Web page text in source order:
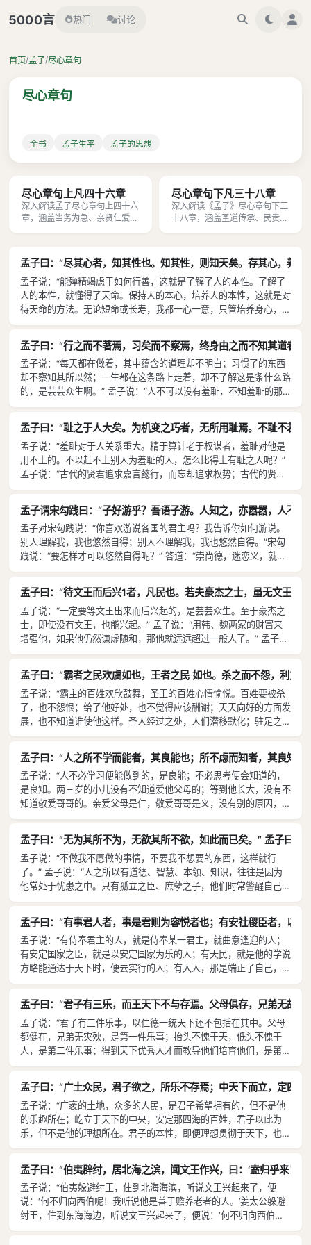
5000言 热门 讨论
首页/孟子/尽心章句
尽心章句
全书 孟子生平 孟子的思想
尽心章句上凡四十六章
深入解读孟子尽心章句上四十六
章，涵盖当务为急、亲贤仁爱、
尽心章句下凡三十八章
深入解读《孟子》尽心章句下三
十八章，涵盖圣道传承、民贵君
孟子曰：“尽其心者，知其性也。知其性，则知天矣。存其心，养
孟子说：“能殚精竭虑于如何行善，这就是了解了人的本性。了解了
人的本性，就懂得了天命。保持人的本心，培养人的本性，这就是对
待天命的方法。无论短命或长寿，我都一心一意，只管培养身心，等
待天命，就这样来立命安身。” 孟子说：“没有什么不取决于命运，
的高墙下面。致力于行其正道而死的人，所受的是正命；作奸犯科而
死的人，所受的不是正命。” 孟子说：“〔有些东西〕追求就会得
到，放弃就会失掉，这样的追求有益于获得，因为追求与否取决于我
自己。追求有一定的方式，是否得到却听从命运，这种追求无益于获
得，因为追求与否取决于外在的因素。” 孟子说：“一切我都具备
了。反躬自问，自己是真心诚意的，便没有比这更大的快乐了。不懈
地按照恕道去做，达到仁德的道路没有比这更直截的了。”
孟子曰：“行之而不著焉，习矣而不察焉，终身由之而不知其道者
孟子说：“每天都在做着，其中蕴含的道理却不明白；习惯了的东西
却不察知其所以然；一生都在这条路上走着，却不了解这是条什么路
的，是芸芸众生啊。” 孟子说：“人不可以没有羞耻，不知羞耻的那
种羞耻，又是个不知羞耻！”
孟子曰：“耻之于人大矣。为机变之巧者，无所用耻焉。不耻不若
孟子说：“羞耻对于人关系重大。精于算计老于权谋者，羞耻对他是
用不上的。不以赶不上别人为羞耻的人，怎么比得上有耻之人呢？”
孟子说：“古代的贤君追求嘉言懿行，而忘却追求权势；古代的贤士
何尝不是这样呢？乐于走自己的正道，而忘却了他人的权势；所以王
且不能太多，何况要他作为臣下呢？”
孟子谓宋勾践曰：“子好游乎？吾语子游。人知之，亦嚣嚣，人不
孟子对宋勾践说：“你喜欢游说各国的君主吗？我告诉你如何游说。
别人理解我，我也悠然自得；别人不理解我，我也悠然自得。”宋勾
践说：“要怎样才可以悠然自得呢？” 答道：“崇尚德，迷恋义，就可
以悠然自得了。所以，士人不得志时不失掉义，得志之时不离开道。
不得志时不失掉义，所以能够葆有本性；得志之时不离开道，所以百
姓不致失望。古代的人，得志，恩泽普施于百姓；不得志，修养个人
品德而表现于世间。不得志时，便独善其身；得志之时，便兼善天
下。”
孟子曰：“待文王而后兴1者，凡民也。若夫豪杰之士，虽无文王犹
孟子说：“一定要等文王出来而后兴起的，是芸芸众生。至于豪杰之
士，即使没有文王，也能兴起。” 孟子说：“用韩、魏两家的财富来
增强他，如果他仍然谦虚随和，那他就远远超过一般人了。” 孟子
说：“役使百姓注意劳逸结合，百姓虽然疲劳，也不怨恨。为百姓求
孟子曰：“霸者之民欢虞如也，王者之民 如也。杀之而不怨，利之
孟子说：“霸主的百姓欢欣鼓舞，圣王的百姓心情愉悦。百姓要被杀
了，也不怨恨；给了他好处，也不觉得应该酬谢；天天向好的方面发
展，也不知道谁使他这样。圣人经过之处，人们潜移默化；驻足之
处，春风化雨，有如神助；上与天、下与地同时运转，难道说只是小
良好的政治赶不上良好的教育深得民心。良好的政治，百姓敬畏它；
良好的教育，百姓热爱它。良好的政治得到百姓的财富，良好的教育
赢得百姓的内心。”
孟子曰：“人之所不学而能者，其良能也；所不虑而知者，其良知
孟子说：“人不必学习便能做到的，是良能；不必思考便会知道的，
是良知。两三岁的小儿没有不知道爱他父母的；等到他长大，没有不
知道敬爱哥哥的。亲爱父母是仁，敬爱哥哥是义，没有别的原因，只
因这两种品德可以通达于天下。” 孟子说：“舜住在深山的时候，和
木、石为伴，与鹿、猪同游，跟深山中野老村夫不同的地方极少；等
到他听到一句好的言语，看到一桩好的行为，〔便采用推行，〕这种
力量，好像江河决了口，汹涌澎湃，谁也阻挡不了。”
孟子曰：“无为其所不为，无欲其所不欲，如此而已矣。” 孟子曰
孟子说：“不做我不愿做的事情，不要我不想要的东西，这样就行
了。” 孟子说：“人之所以有道德、智慧、本领、知识，往往是因为
他常处于忧患之中。只有孤立之臣、庶孽之子，他们时常警醒自己，
深深地担忧祸患，所以才能通达事理。”
孟子曰：“有事君人者，事是君则为容悦者也；有安社稷臣者，以
孟子说：“有侍奉君主的人，就是侍奉某一君主，就曲意逢迎的人；
有安定国家之臣，就是以安定国家为乐的人；有天民，就是他的学说
方略能通达于天下时，便去实行的人；有大人，那是端正了自己，万
事万物也随之端正了的人。”
孟子曰：“君子有三乐，而王天下不与存焉。父母俱存，兄弟无故
孟子说：“君子有三件乐事，以仁德一统天下还不包括在其中。父母
都健在，兄弟无灾殃，是第一件乐事；抬头不愧于天，低头不愧于
人，是第二件乐事；得到天下优秀人才而教导他们培育他们，是第三
件乐事。君子有三件乐事，以仁德一统天下还不包括在其中。”
孟子曰：“广土众民，君子欲之，所乐不存焉；中天下而立，定四
孟子说：“广袤的土地，众多的人民，是君子希望拥有的，但不是他
的乐趣所在；屹立于天下的中央，安定那四海的百姓，君子以此为
乐，但不是他的理想所在。君子的本性，即便理想贯彻于天下，也并
不会膨胀；即便艰难困苦地活着，也并不会减少，这是因为本分已
详，它表现在颜面，反映于肩背，延伸到手足四肢；手足四肢虽不说
话，别人也一目了然。”
孟子曰：“伯夷辟纣，居北海之滨，闻文王作兴，曰：‘盍归乎来！
孟子说：“伯夷躲避纣王，住到北海海滨，听说文王兴起来了，便
说：‘何不归向西伯呢！我听说他是善于赡养老者的人。’姜太公躲避
纣王，住到东海海边，听说文王兴起来了，便说：‘何不归向西伯
呢！我听说他是善于赡养老者的人。’天下有善于赡养老者的人，那